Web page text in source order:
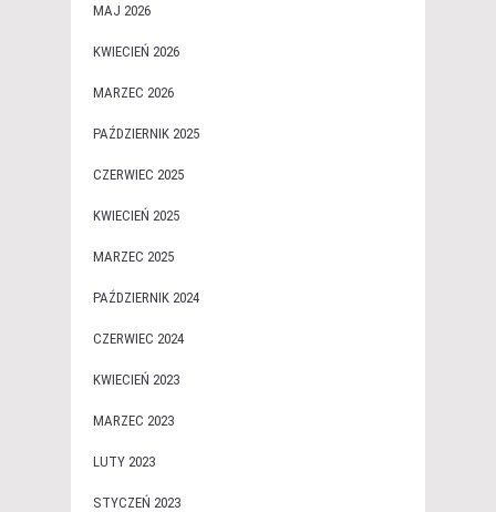
MAJ 2026
KWIECIEŃ 2026
MARZEC 2026
PAŹDZIERNIK 2025
CZERWIEC 2025
KWIECIEŃ 2025
MARZEC 2025
PAŹDZIERNIK 2024
CZERWIEC 2024
KWIECIEŃ 2023
MARZEC 2023
LUTY 2023
STYCZEŃ 2023